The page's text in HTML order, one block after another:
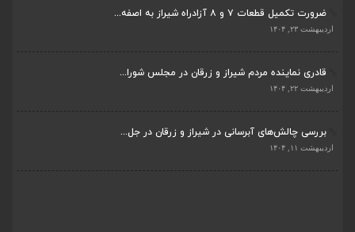
ضرورت تکمیل قطعات ۷ و ۸ آزادراه شیراز به اصفه...
اردیبهشت ۲۳, ۱۴۰۴
قادری نماینده مردم شیراز و زرقان در مجلس شورا...
اردیبهشت ۲۲, ۱۴۰۴
بررسی چالش‌های آبرسانی در شیراز و زرقان در جل...
اردیبهشت ۱۱, ۱۴۰۴